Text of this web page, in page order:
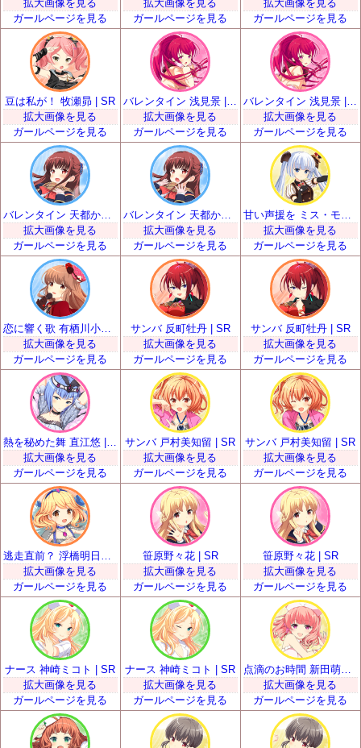
拡大画像を見る
ガールページを見る
拡大画像を見る
ガールページを見る
拡大画像を見る
ガールページを見る
豆は私が！ 牧瀬昴 | SR
拡大画像を見る
ガールページを見る
バレンタイン 浅見景 | SR
拡大画像を見る
ガールページを見る
バレンタイン 浅見景 | SR
拡大画像を見る
ガールページを見る
拡大画像を見る
ガールページを見る
バレンタイン 天都かなた | SR
拡大画像を見る
ガールページを見る
拡大画像を見る
ガールページを見る
拡大画像を見る
ガールページを見る
サンバ 反町牡丹 | SR
拡大画像を見る
ガールページを見る
サンバ 反町牡丹 | SR
拡大画像を見る
ガールページを見る
拡大画像を見る
ガールページを見る
サンバ 戸村美知留 | SR
拡大画像を見る
ガールページを見る
サンバ 戸村美知留 | SR
拡大画像を見る
ガールページを見る
拡大画像を見る
ガールページを見る
笹原野々花 | SR
拡大画像を見る
ガールページを見る
笹原野々花 | SR
拡大画像を見る
ガールページを見る
ナース 神崎ミコト | SR
拡大画像を見る
ガールページを見る
ナース 神崎ミコト | SR
拡大画像を見る
ガールページを見る
点滴のお時間 新田萌果 | SR
拡大画像を見る
ガールページを見る